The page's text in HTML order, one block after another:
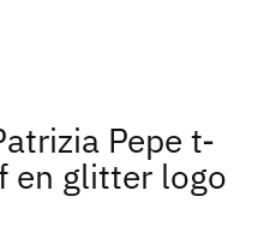
Pepe t-
en glitter logo